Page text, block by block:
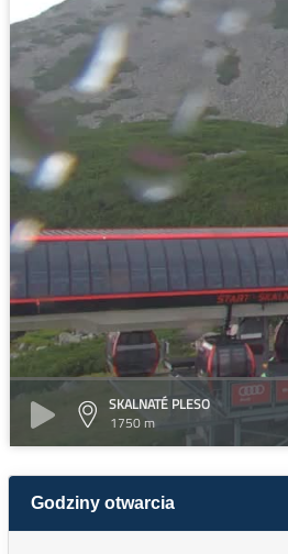
SKALNATÉ PLESO
1750 m
Godziny otwarcia